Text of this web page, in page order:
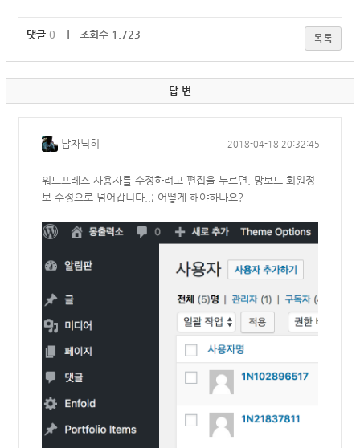
댓글 0 ｜ 조회수 1,723 목록
답 변
남자닉히 2018-04-18 20:32:45
워드프레스 사용자를 수정하려고 편집을 누르면, 망보드 회원정
보 수정으로 넘어갑니다..; 어떻게 해야하나요?